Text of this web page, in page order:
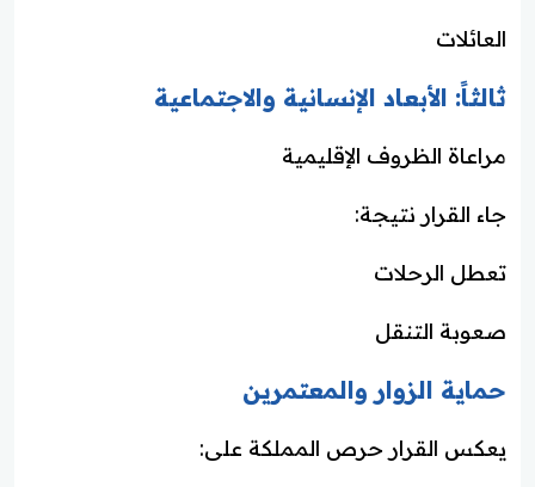
العائلات
ثالثاً: الأبعاد الإنسانية والاجتماعية
مراعاة الظروف الإقليمية
جاء القرار نتيجة:
تعطل الرحلات
صعوبة التنقل
حماية الزوار والمعتمرين
يعكس القرار حرص المملكة على: